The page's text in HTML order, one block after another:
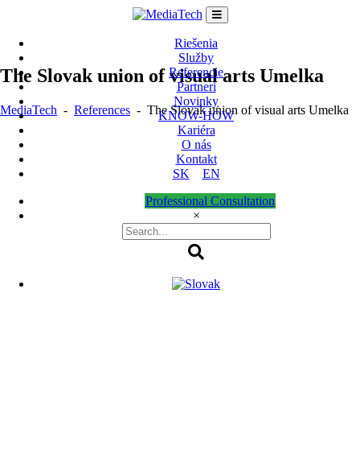
Riešenia
Služby
Referencie
Partneri
Novinky
KNOW-HOW
Kariéra
O nás
Kontakt
SK
EN
Professional Consultation
×
The Slovak union of visual arts Umelka
MediaTech - References - The Slovak union of visual arts Umelka